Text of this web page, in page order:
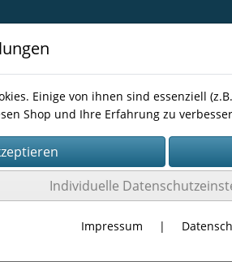
Einige von ihnen sind essenziell
Shop und Ihre Erfahrung zu
Individuelle
Impressum |